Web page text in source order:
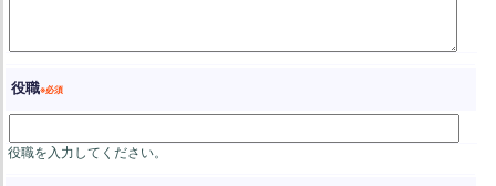
役職
役職を入力してください。